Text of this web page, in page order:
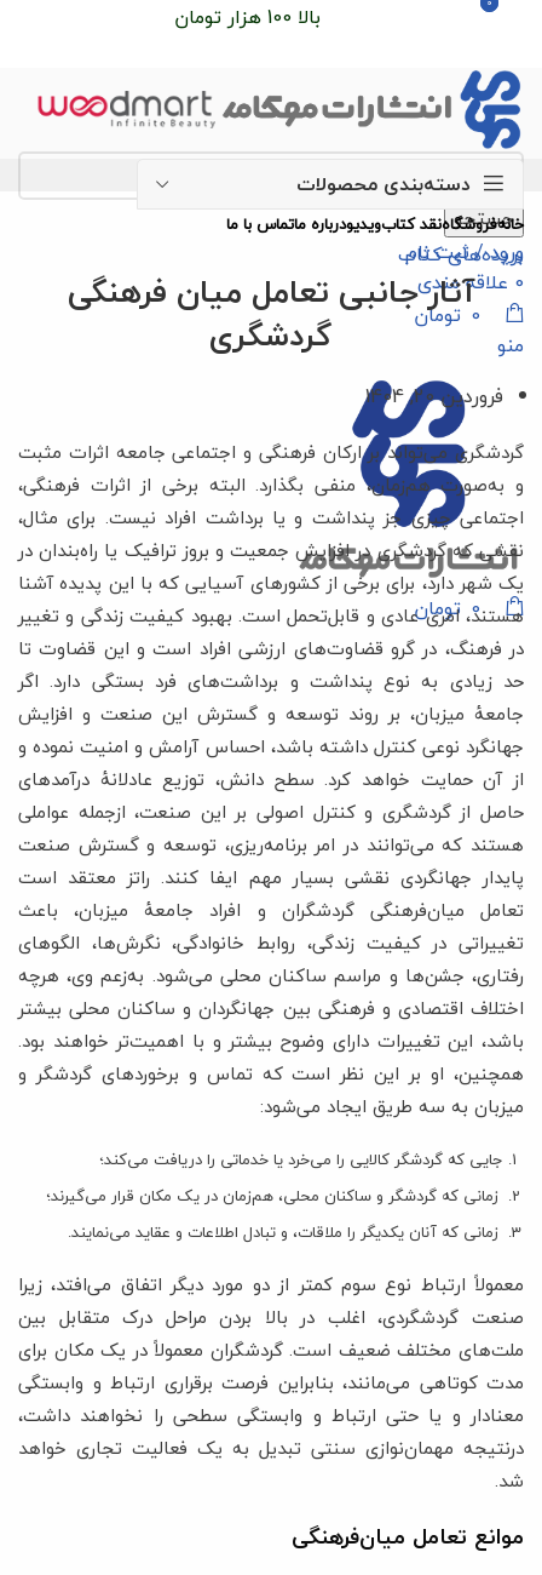
سفارشات خود را برای بالا 100 هزار تومان
جستجو
ورود / ثبت نام
0 علاقه مندی
0 تومان
منو
0 تومان
دسته‌بندی محصولات
خانهفروشگاهنقد کتابویدیودرباره‌ ماتماس با ما
بریده‌های کتاب
آثار جانبی تعامل میان‌ فرهنگی
گردشگری
فروردین 20, 1404
گردشگری می‌تواند بر ارکان فرهنگی و اجتماعی جامعه اثرات مثبت
و به‌صورت هم‌زمان، منفی بگذارد. البته برخی از اثرات فرهنگی،
اجتماعی چیزی جز پنداشت و یا برداشت افراد نیست. برای مثال،
نقشی که گردشگری در افزایش جمعیت و بروز ترافیک یا راه‌بندان در
یک شهر دارد، برای برخی از کشورهای آسیایی که با این پدیده آشنا
هستند، امری عادی و قابل‌تحمل است. بهبود کیفیت زندگی و تغییر
در فرهنگ، در گرو قضاوت‌های ارزشی افراد است و این قضاوت تا
حد زیادی به نوع پنداشت و برداشت‌های فرد بستگی دارد. اگر
جامعۀ میزبان، بر روند توسعه و گسترش این صنعت و افزایش
جهانگرد نوعی کنترل داشته باشد، احساس آرامش و امنیت نموده و
از آن حمایت خواهد کرد. سطح دانش، توزیع عادلانۀ درآمدهای
حاصل از گردشگری و کنترل اصولی بر این صنعت، ازجمله عواملی
هستند که می‌توانند در امر برنامه‌ریزی، توسعه و گسترش صنعت
پایدار جهانگردی نقشی بسیار مهم ایفا کنند. راتز معتقد است
تعامل میان‌فرهنگی گردشگران و افراد جامعۀ میزبان، باعث
تغییراتی در کیفیت زندگی، روابط خانوادگی، نگرش‌ها، الگوهای
رفتاری، جشن‌ها و مراسم ساکنان محلی می‌شود. به‌زعم وی، هرچه
اختلاف اقتصادی و فرهنگی بین جهانگردان و ساکنان محلی بیشتر
باشد، این تغییرات دارای وضوح بیشتر و با اهمیت‌تر خواهند بود.
همچنین، او بر این نظر است که تماس و برخوردهای گردشگر و
میزبان به سه طریق ایجاد می‌شود:
جایی که گردشگر کالایی را می‌خرد یا خدماتی را دریافت می‌کند؛
زمانی که گردشگر و ساکنان محلی، هم‌زمان در یک مکان قرار می‌گیرند؛
زمانی که آنان یکدیگر را ملاقات، و تبادل اطلاعات و عقاید می‌نمایند.
معمولاً ارتباط نوع سوم کمتر از دو مورد دیگر اتفاق می‌افتد، زیرا
صنعت گردشگردی، اغلب در بالا بردن مراحل درک متقابل بین
ملت‌های مختلف ضعیف است. گردشگران معمولاً در یک مکان برای
مدت کوتاهی می‌مانند، بنابراین فرصت برقراری ارتباط و وابستگی
معنادار و یا حتی ارتباط و وابستگی سطحی را نخواهند داشت،
درنتیجه مهمان‌نوازی سنتی تبدیل به یک فعالیت تجاری خواهد
شد.
موانع تعامل میان‌فرهنگی